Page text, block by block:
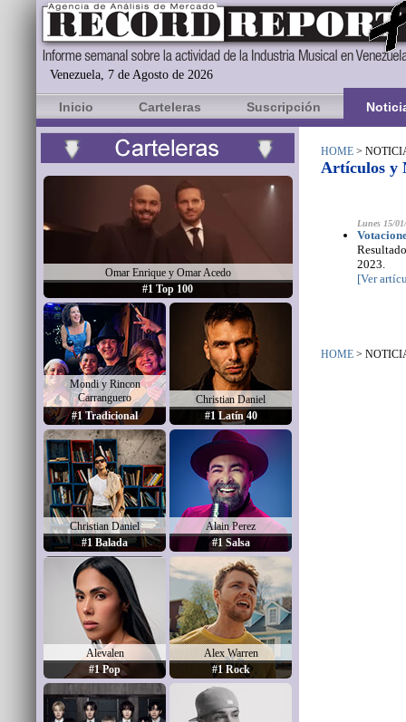
Venezuela, 7 de Agosto de 2026
Inicio Carteleras Suscripción
Omar Enrique y Omar Acedo
#1 Top 100
Mondi y Rincon
Carranguero
#1 Tradicional
Christian Daniel
#1 Latín 40
Christian Daniel
#1 Balada
Alain Perez
#1 Salsa
Alevalen
#1 Pop
Alex Warren
#1 Rock
HOME >
Artículos y
Lunes 15/
2023.
[Ver
HOME >